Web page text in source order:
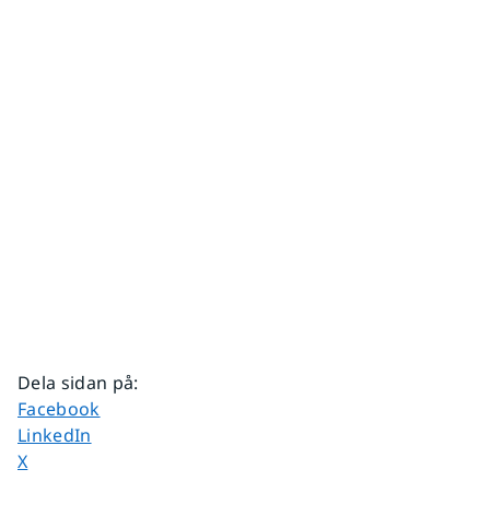
Dela sidan på:
Dela sidan på
Facebook
Dela sidan på
LinkedIn
Dela sidan på
X